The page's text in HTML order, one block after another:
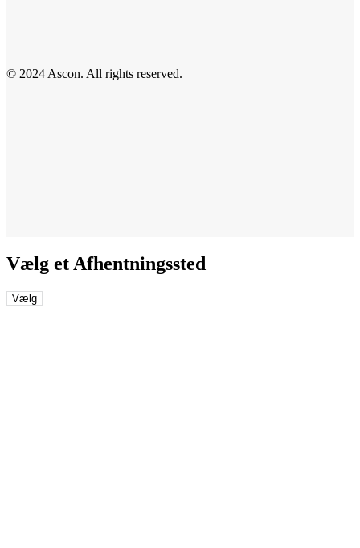
© 2024 Ascon. All rights reserved.
Vælg et Afhentningssted
Vælg